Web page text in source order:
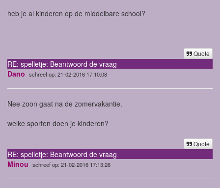
heb je al kinderen op de middelbare school?
Quote
RE: spelletje: Beantwoord de vraag
Dano schreef op: 21-02-2016 17:10:08
Nee zoon gaat na de zomervakantie.
welke sporten doen je kinderen?
Quote
RE: spelletje: Beantwoord de vraag
Minou schreef op: 21-02-2016 17:13:26